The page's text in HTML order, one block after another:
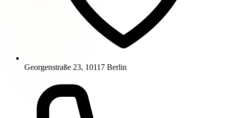
Georgenstraße 23, 10117 Berlin